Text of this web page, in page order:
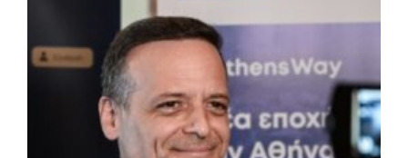
συντήρησης σε σχολεία και αθλητικές
εγκαταστάσεις